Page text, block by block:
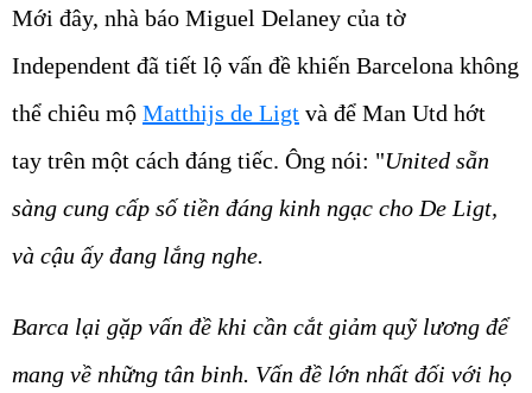
Mới đây, nhà báo Miguel Delaney của tờ
Independent đã tiết lộ vấn đề khiến Barcelona không
thể chiêu mộ Matthijs de Ligt và để Man Utd hớt
tay trên một cách đáng tiếc. Ông nói: "United sẵn
sàng cung cấp số tiền đáng kinh ngạc cho De Ligt,
và cậu ấy đang lắng nghe.
Barca lại gặp vấn đề khi cần cắt giảm quỹ lương để
mang về những tân binh. Vấn đề lớn nhất đối với họ